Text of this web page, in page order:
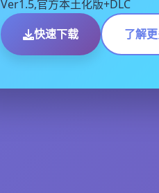
Ver1.5,官方本土化版+DLC
快速下载
了解